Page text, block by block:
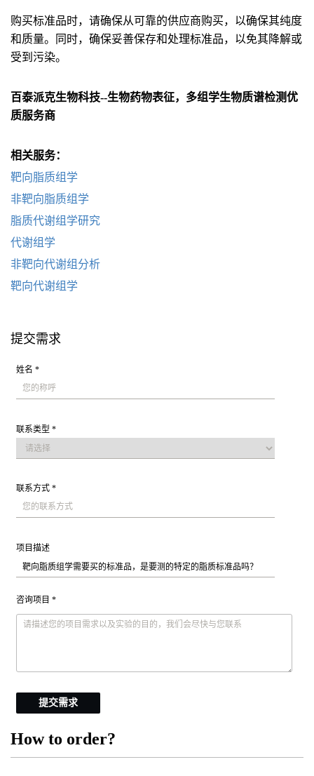
购买标准品时，请确保从可靠的供应商购买，以确保其纯度
和质量。同时，确保妥善保存和处理标准品，以免其降解或
受到污染。
百泰派克生物科技--生物药物表征，多组学生物质谱检测优
质服务商
相关服务：
靶向脂质组学
非靶向脂质组学
脂质代谢组学研究
代谢组学
非靶向代谢组分析
靶向代谢组学
提交需求
姓名 *
联系类型 *
联系方式 *
项目描述
咨询项目 *
提交需求
How to order?